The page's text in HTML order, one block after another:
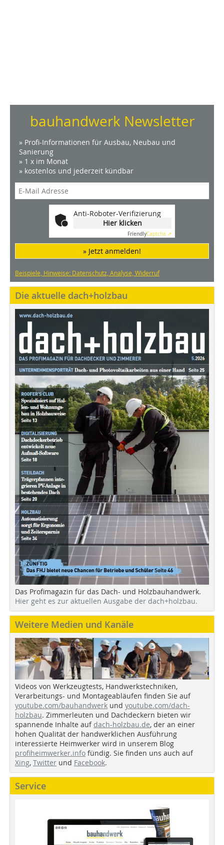
bauhandwerk Newsletter
» Profi-Informationen für Ausbau, Neubau und
Sanierung
» 1 x im Monat
» kostenlos und jederzeit kündbar
Anti-Roboter-Verifizierung
Hier klicken
FriendlyCaptcha ⇗
» Jetzt anmelden!
Beispiele, Hinweise: Datenschutz, Analyse, Widerruf
Die aktuelle dach+holzbau
Das Profimagazin für das Dach- und Holzbauhandwerk.
Hier geht es zur aktuellen Ausgabe der dach+holzbau.
Weitere Medien und Kanäle
Videos von Werkzeugtests, Handwerkstechniken,
Verarbeitungs- und Montageabläufen finden Sie auf
youtube.com/bauhandwerk und youtube.com/dach-
holzbau. Zimmerleuten und Dachdeckern bieten wir
spannende Inhalte auf dach-holzbau.de, der an einer
hohen Qualität der handwerklichen Ausführung
interessierte Heimwerker wird in unserem Blog
profiheimwerker.info fündig. Sie finden uns auch auf
Xing, Twitter und Facebook.
Service